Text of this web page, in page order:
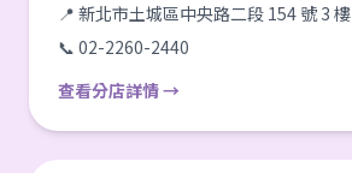
📍 新北市土城區中央路二段 154 號 3 樓
📞 02-2260-2440
查看分店詳情 →